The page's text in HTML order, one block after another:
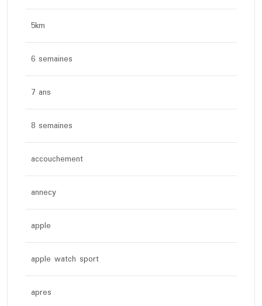
5km
6 semaines
7 ans
8 semaines
accouchement
annecy
apple
apple watch sport
apres